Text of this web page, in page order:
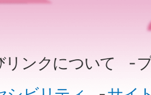
リンクについて